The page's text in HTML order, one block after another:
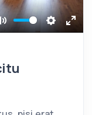
Mute Settings